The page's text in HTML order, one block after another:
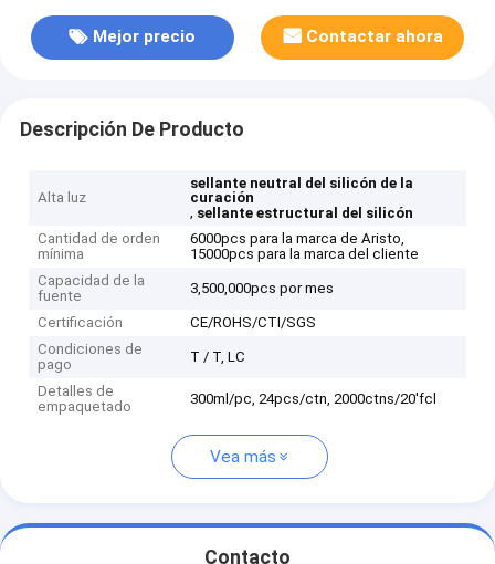
Mejor precio Contactar ahora
Descripción De Producto
Alta luz
sellante neutral del silicón de la
curación
, sellante estructural del silicón
Cantidad de orden
mínima
6000pcs para la marca de Aristo,
15000pcs para la marca del cliente
Capacidad de la
fuente
3,500,000pcs por mes
Certificación
CE/ROHS/CTI/SGS
Condiciones de
pago
T / T, LC
Detalles de
empaquetado
300ml/pc, 24pcs/ctn, 2000ctns/20'fcl
Vea más
Contacto